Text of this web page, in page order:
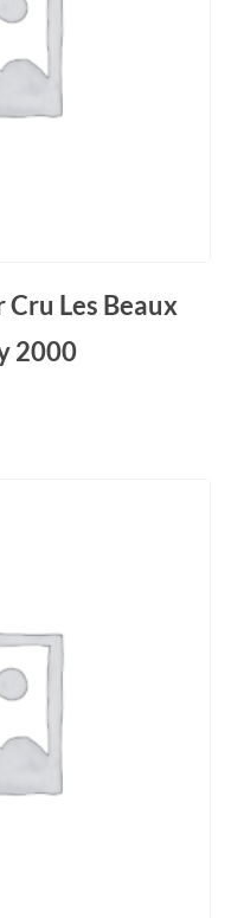
Cru Les Beaux
2000